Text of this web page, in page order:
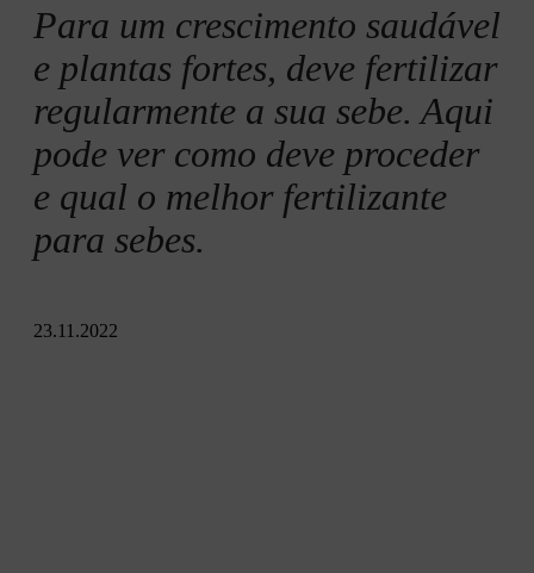
Para um crescimento saudável
e plantas fortes, deve fertilizar
regularmente a sua sebe. Aqui
pode ver como deve proceder
e qual o melhor fertilizante
para sebes.
23.11.2022
Fertilizar as sebes com que frequência?
Qual o fertilizante adequado para uma sebe?